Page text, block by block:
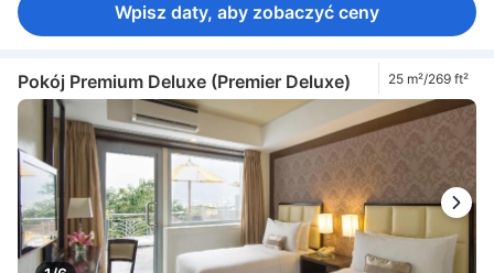
Wpisz daty, aby zobaczyć ceny
Pokój Premium Deluxe (Premier Deluxe) 25 m²/269 ft²